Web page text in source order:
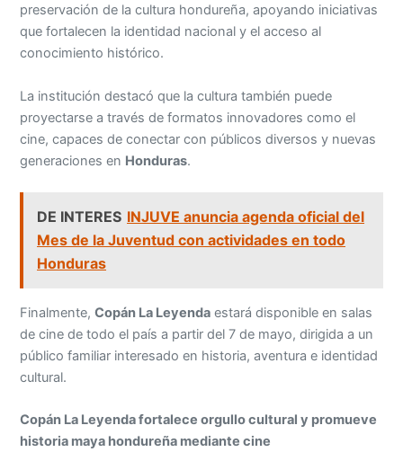
preservación de la cultura hondureña, apoyando iniciativas
que fortalecen la identidad nacional y el acceso al
conocimiento histórico.
La institución destacó que la cultura también puede
proyectarse a través de formatos innovadores como el
cine, capaces de conectar con públicos diversos y nuevas
generaciones en Honduras.
DE INTERES INJUVE anuncia agenda oficial del
Mes de la Juventud con actividades en todo
Honduras
Finalmente,Copán La Leyenda estará disponible en salas
de cine de todo el país a partir del 7 de mayo, dirigida a un
público familiar interesado en historia, aventura e identidad
cultural.
Copán La Leyenda fortalece orgullo cultural y promueve
historia maya hondureña mediante cine